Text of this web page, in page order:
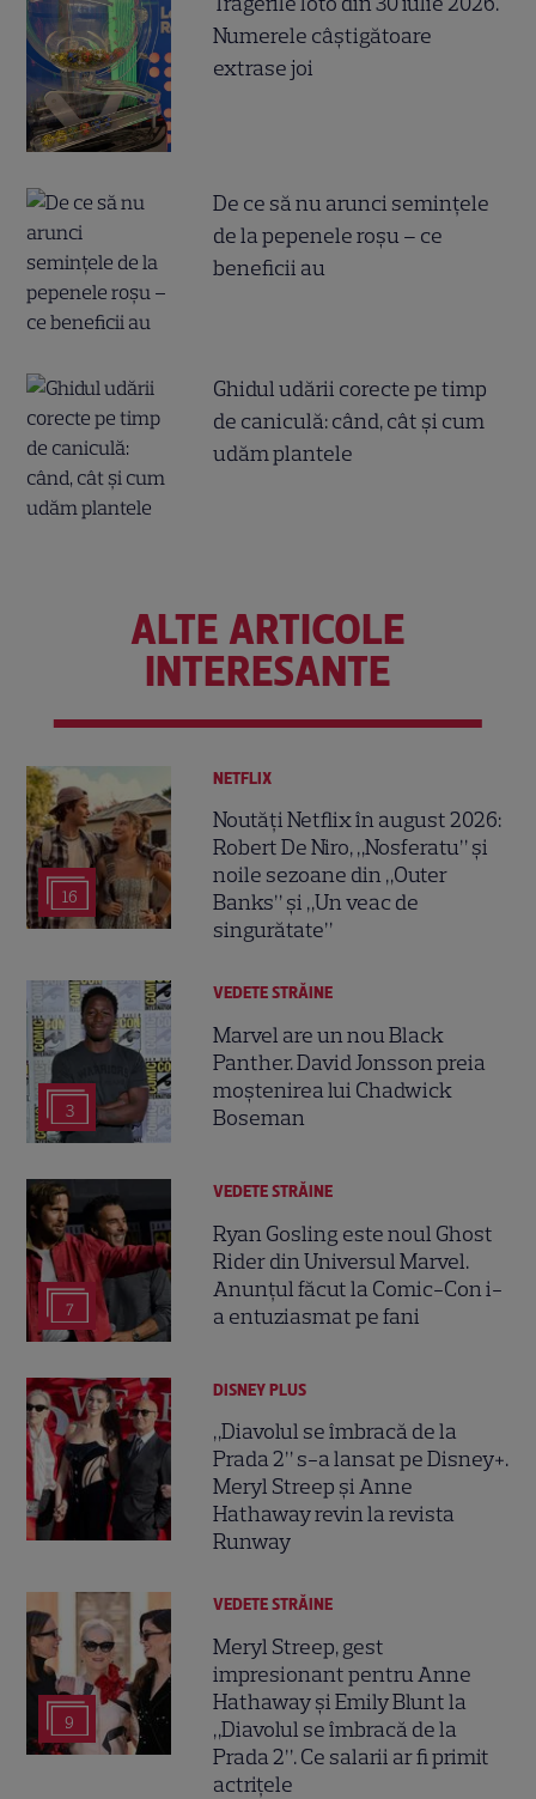
Numerele câştigătoare
extrase joi
De ce să nu arunci semințele
de la pepenele roșu – ce
beneficii au
Ghidul udării corecte pe timp
de caniculă: când, cât şi cum
udăm plantele
ALTE ARTICOLE
INTERESANTE
16
NETFLIX
Noutăți Netflix în august 2026:
Robert De Niro, „Nosferatu” și
noile sezoane din „Outer
Banks” și „Un veac de
singurătate”
3
VEDETE STRĂINE
Marvel are un nou Black
Panther. David Jonsson preia
moștenirea lui Chadwick
Boseman
7
VEDETE STRĂINE
Ryan Gosling este noul Ghost
Rider din Universul Marvel.
Anunțul făcut la Comic-Con i-
a entuziasmat pe fani
DISNEY PLUS
„Diavolul se îmbracă de la
Prada 2” s-a lansat pe Disney+.
Meryl Streep și Anne
Hathaway revin la revista
Runway
9
VEDETE STRĂINE
Meryl Streep, gest
impresionant pentru Anne
Hathaway și Emily Blunt la
„Diavolul se îmbracă de la
Prada 2”. Ce salarii ar fi primit
actrițele